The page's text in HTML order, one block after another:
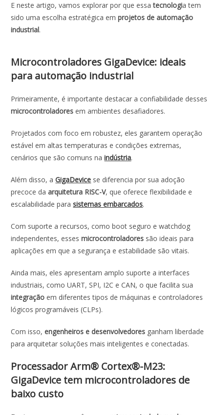
E neste artigo, vamos explorar por que essatecnologia tem
sido uma escolha estratégica emprojetos de automação
industrial.
Microcontroladores GigaDevice: ideais
para automação industrial
Primeiramente, é importante destacar a confiabilidade desses
microcontroladoresem ambientes desafiadores.
Projetados com foco em robustez, eles garantem operação
estável em altas temperaturas e condições extremas,
cenários que são comuns naindústria.
Além disso, aGigaDevice se diferencia por sua adoção
precoce daarquitetura RISC-V, que oferece flexibilidade e
escalabilidade parasistemas embarcados.
Com suporte a recursos, como boot seguro e watchdog
independentes, essesmicrocontroladores são ideais para
aplicações em que a segurança e estabilidade são vitais.
Ainda mais, eles apresentam amplo suporte a interfaces
industriais, como UART, SPI, I2C e CAN, o que facilita sua
integração em diferentes tipos de máquinas e controladores
lógicos programáveis (CLPs).
Com isso,engenheiros e desenvolvedores ganham liberdade
para arquitetar soluções mais inteligentes e conectadas.
Processador Arm® Cortex®-M23:
GigaDevice tem microcontroladores de
baixo custo